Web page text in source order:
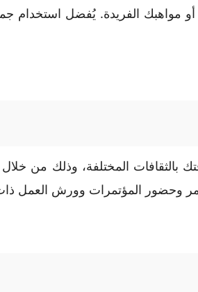
أو مواهبك الفريدة. يُفضل استخدام
بالثقافات المختلفة، وذلك من
وحضور المؤتمرات وورش العمل